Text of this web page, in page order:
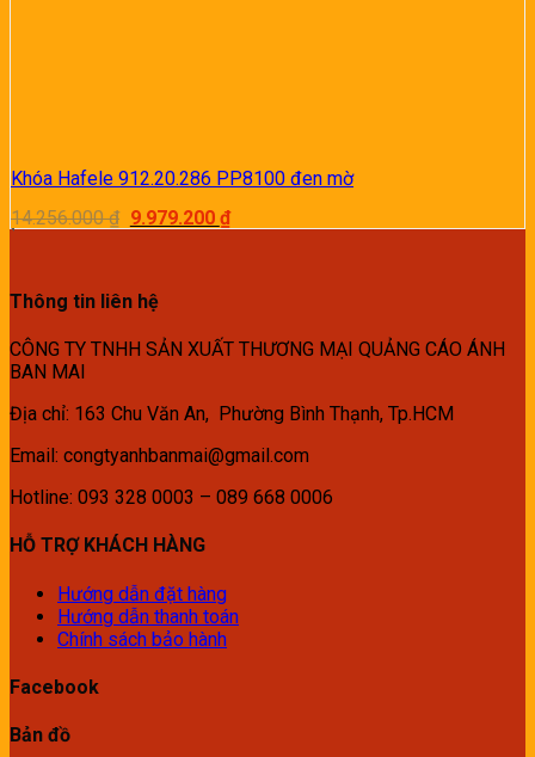
Khóa Hafele 912.20.286 PP8100 đen mờ
14.256.000₫ Giá
gốc
9.979.200 ₫Giá
hiện
Thông tin liên hệ
CÔNG TY TNHH SẢN XUẤT THƯƠNG MẠI QUẢNG CÁO ÁNH
BAN MAI
Địa chỉ: 163 Chu Văn An, Phường Bình Thạnh, Tp.HCM
Email: congtyanhbanmai@gmail.com
Hotline: 093 328 0003 – 089 668 0006
HỖ TRỢ KHÁCH HÀNG
Hướng dẫn đặt hàng
Hướng dẫn thanh toán
Chính sách bảo hành
Facebook
Bản đồ